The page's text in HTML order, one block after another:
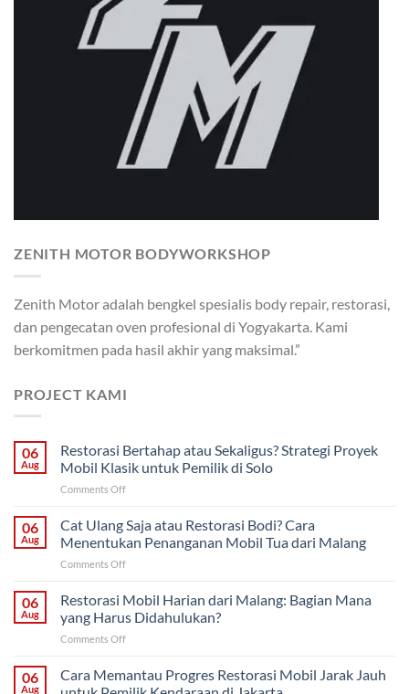
ZENITH MOTOR BODYWORKSHOP
Zenith Motor adalah bengkel spesialis body repair, restorasi,
dan pengecatan oven profesional di Yogyakarta. Kami
berkomitmen pada hasil akhir yang maksimal.”
PROJECT KAMI
06
Aug
Restorasi Bertahap atau Sekaligus? Strategi Proyek
Mobil Klasik untuk Pemilik di Solo
Comments Offon
Bertahap
atau
Sekaligus?
Strategi
Mobil
Klasik
Solo
06
Aug
Cat Ulang Saja atau Restorasi Bodi? Cara
Menentukan Penanganan Mobil Tua dari Malang
Comments Offon
Ulang
atau
Restorasi
Cara
Menentukan
06
Aug
Restorasi Mobil Harian dari Malang: Bagian Mana
yang Harus Didahulukan?
Comments Offon
Mobil
06
Aug
Cara Memantau Progres Restorasi Mobil Jarak Jauh